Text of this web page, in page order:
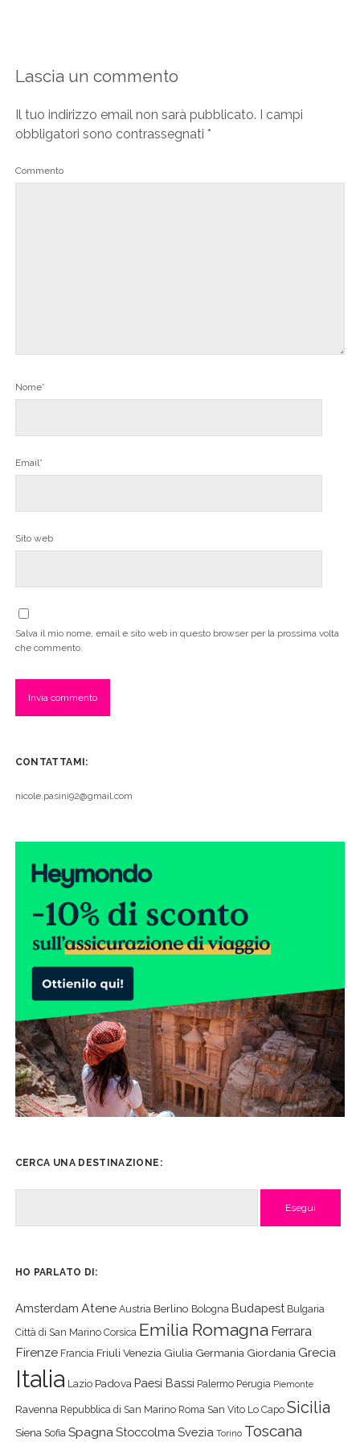
Lascia un commento
Il tuo indirizzo email non sarà pubblicato. I campi
obbligatori sono contrassegnati *
Commento
Nome*
Email*
Sito web
Salva il mio nome, email e sito web in questo browser per la prossima volta
che commento.
CONTATTAMI:
nicole.pasini92@gmail.com
CERCA UNA DESTINAZIONE:
HO PARLATO DI:
Amsterdam Atene Austria Berlino Bologna Budapest Bulgaria
Città di San Marino Corsica Emilia Romagna Ferrara
Firenze Francia Friuli Venezia Giulia Germania Giordania Grecia
Italia Lazio Padova Paesi Bassi Palermo Perugia Piemonte
Ravenna Repubblica di San Marino Roma San Vito Lo Capo Sicilia
Siena Sofia SpagnaStoccolma Svezia Torino Toscana